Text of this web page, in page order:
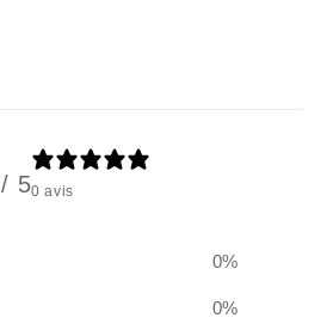
/ 50 avis
0%
0%